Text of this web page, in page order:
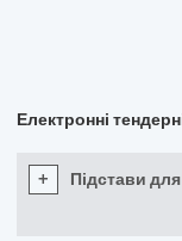
Електронні
+ Підстави для